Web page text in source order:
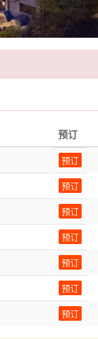
预订
预订
预订
预订
预订
预订
预订
预订